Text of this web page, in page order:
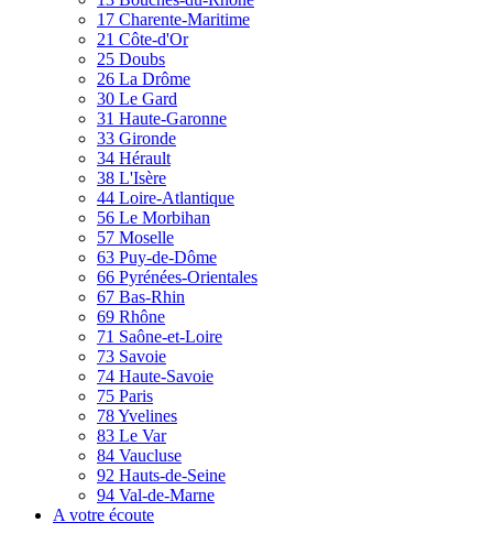
17 Charente-Maritime
21 Côte-d'Or
25 Doubs
26 La Drôme
30 Le Gard
31 Haute-Garonne
33 Gironde
34 Hérault
38 L'Isère
44 Loire-Atlantique
56 Le Morbihan
57 Moselle
63 Puy-de-Dôme
66 Pyrénées-Orientales
67 Bas-Rhin
69 Rhône
71 Saône-et-Loire
73 Savoie
74 Haute-Savoie
75 Paris
78 Yvelines
83 Le Var
84 Vaucluse
92 Hauts-de-Seine
94 Val-de-Marne
A votre écoute